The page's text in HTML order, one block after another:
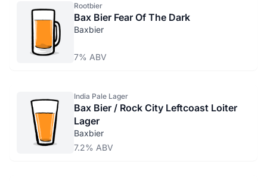
Rootbier
Bax Bier Fear Of The Dark
Baxbier
7% ABV
India Pale Lager
Bax Bier / Rock City Leftcoast Loiter
Lager
Baxbier
7.2% ABV